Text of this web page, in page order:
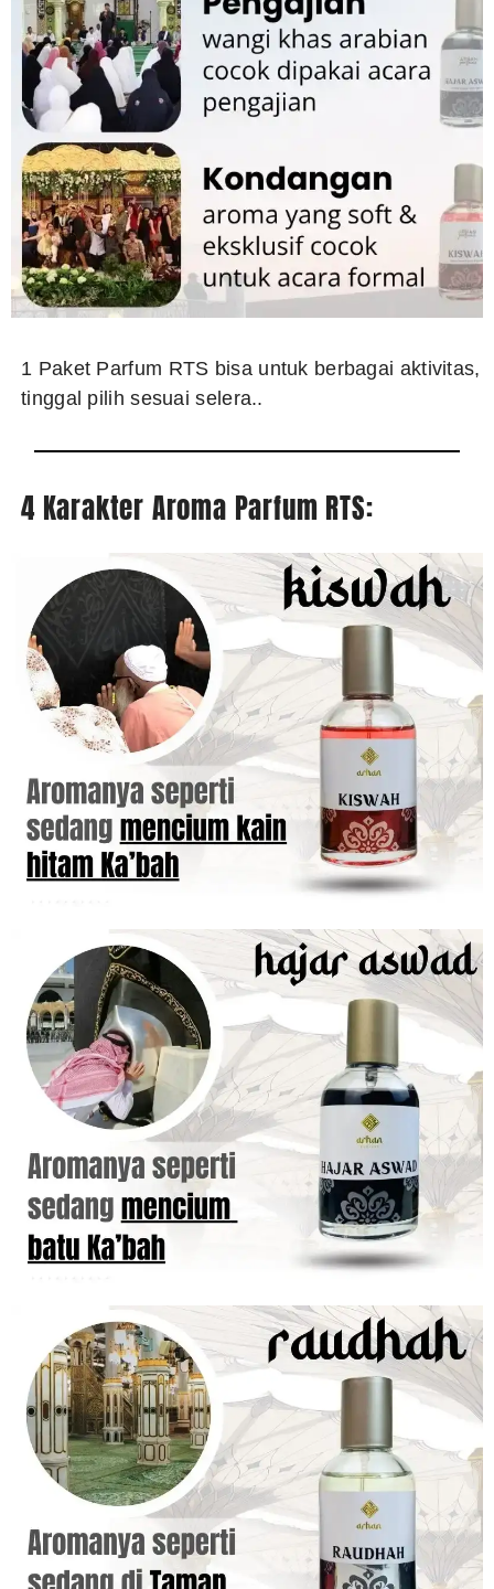
1 Paket Parfum RTS bisa untuk berbagai aktivitas,
tinggal pilih sesuai selera..
4 Karakter Aroma Parfum RTS: